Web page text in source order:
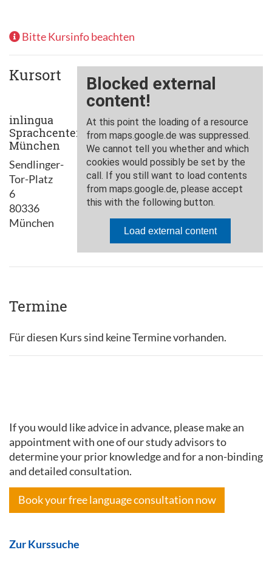
Bitte Kursinfo beachten
Kursort
inlingua
Sprachcenter
München
Sendlinger-
Tor-Platz
6
80336
München
Termine
Für diesen Kurs sind keine Termine vorhanden.
If you would like advice in advance, please make an
appointment with one of our study advisors to
determine your prior knowledge and for a non-binding
and detailed consultation.
Book your free language consultation now
Zur Kurssuche